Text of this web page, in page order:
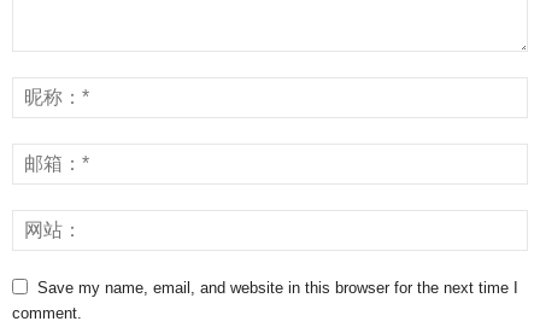
Save my name, email, and website in this browser for the next time I
comment.